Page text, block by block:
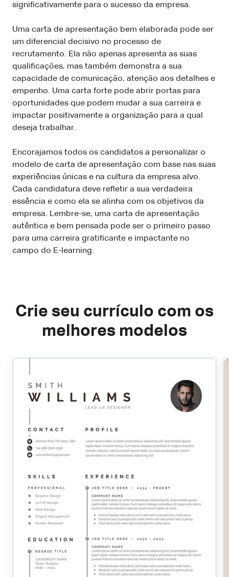
significativamente para o sucesso da empresa.
Uma carta de apresentação bem elaborada pode ser
um diferencial decisivo no processo de
recrutamento. Ela não apenas apresenta as suas
qualificações, mas também demonstra a sua
capacidade de comunicação, atenção aos detalhes e
empenho. Uma carta forte pode abrir portas para
oportunidades que podem mudar a sua carreira e
impactar positivamente a organização para a qual
deseja trabalhar.
Encorajamos todos os candidatos a personalizar o
modelo de carta de apresentação com base nas suas
experiências únicas e na cultura da empresa alvo.
Cada candidatura deve refletir a sua verdadeira
essência e como ela se alinha com os objetivos da
empresa. Lembre-se, uma carta de apresentação
autêntica e bem pensada pode ser o primeiro passo
para uma carreira gratificante e impactante no
campo do E-learning.
Crie seu currículo com os
melhores modelos